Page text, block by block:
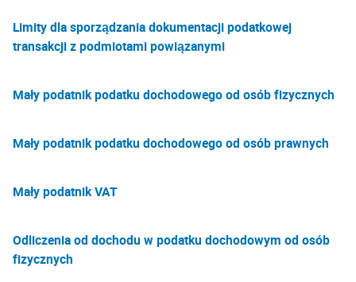
Limity dla sporządzania dokumentacji podatkowej
transakcji z podmiotami powiązanymi
Mały podatnik podatku dochodowego od osób fizycznych
Mały podatnik podatku dochodowego od osób prawnych
Mały podatnik VAT
Odliczenia od dochodu w podatku dochodowym od osób
fizycznych